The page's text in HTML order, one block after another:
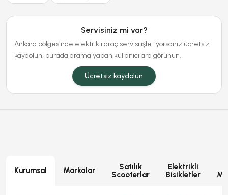
Servisiniz mi var?
Ankara bölgesinde elektrikli araç servisi işletiyorsanız ücretsiz
kaydolun, burada arama yapan kullanıcılara görünün.
Ücretsiz kaydolun
Kurumsal Markalar
Satılık
Scooterlar
Elektrikli
Bisikletler